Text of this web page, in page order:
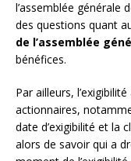
l’assemblée générale
des questions quant
de l’assemblée
bénéfices.
Par ailleurs,
actionnaires,
date d’exigibilité et la
alors de savoir qui a